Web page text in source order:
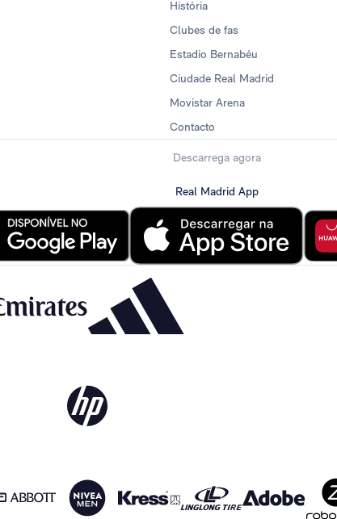
História
Clubes de fas
Estadio Bernabéu
Ciudade Real Madrid
Movistar Arena
Contacto
Descarrega agora
Real Madrid App